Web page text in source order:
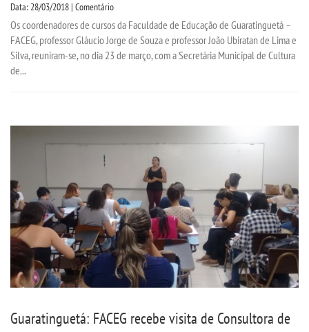
Data: 28/03/2018 | Comentário
Os coordenadores de cursos da Faculdade de Educação de Guaratinguetá –
FACEG, professor Gláucio Jorge de Souza e professor João Ubiratan de Lima e
Silva, reuniram-se, no dia 23 de março, com a Secretária Municipal de Cultura
de...
Guaratinguetá: FACEG recebe visita de Consultora de